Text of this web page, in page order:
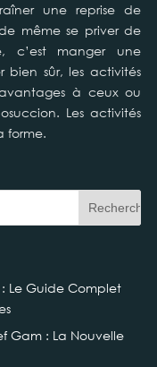
une reprise de
même se priver de
c’est manger une
bien sûr, les activités
à ceux ou
Les activités
forme.
: Le Guide Complet
Gam : La Nouvelle